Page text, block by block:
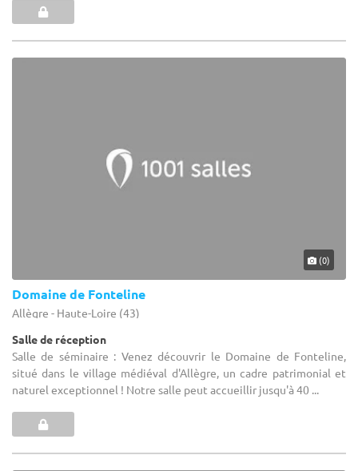
(0)
Domaine de Fonteline
Allègre - Haute-Loire (43)
Salle de réception
Salle de séminaire : Venez découvrir le Domaine de Fonteline,
situé dans le village médiéval d'Allègre, un cadre patrimonial et
naturel exceptionnel ! Notre salle peut accueillir jusqu'à 40 ...